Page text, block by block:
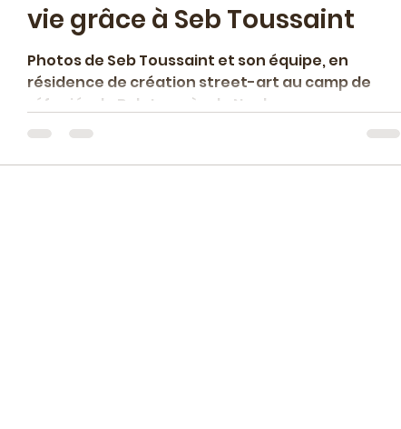
vie grâce à Seb Toussaint
Photos de Seb Toussaint et son équipe, en
résidence de création street-art au camp de
réfugiés de Balata, près de Naplouse